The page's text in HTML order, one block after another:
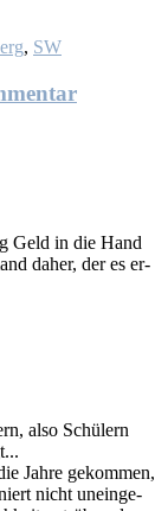
, SW
Geld in die Hand
da­her, der es er­
al­so Schü­lern
Jah­re ge­kom­men,
nicht un­ein­ge­